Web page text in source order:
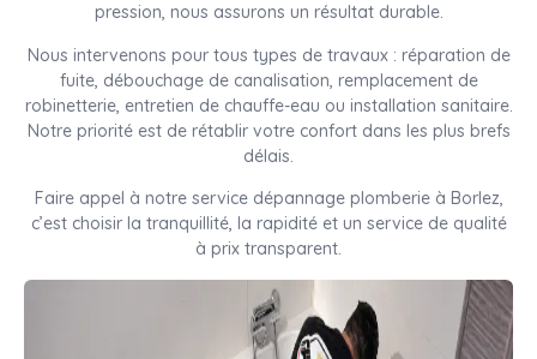
pression, nous assurons un résultat durable.
Nous intervenons pour tous types de travaux : réparation de
fuite, débouchage de canalisation, remplacement de
robinetterie, entretien de chauffe-eau ou installation sanitaire.
Notre priorité est de rétablir votre confort dans les plus brefs
délais.
Faire appel à notre service dépannage plomberie à Borlez,
c’est choisir la tranquillité, la rapidité et un service de qualité
à prix transparent.